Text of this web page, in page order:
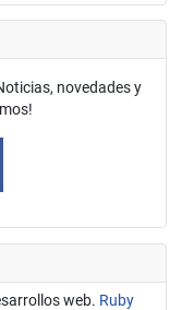
novedades y
web. Ruby